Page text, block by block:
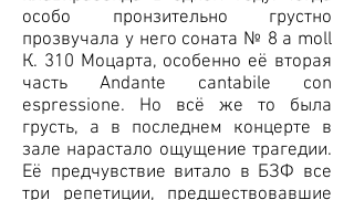
особо пронзительно грустно
прозвучала у него соната № 8 a moll
К. 310 Моцарта, особенно её вторая
часть Andante cantabile con
espressione. Но всё же то была
грусть, а в последнем концерте в
зале нарастало ощущение трагедии.
Её предчувствие витало в БЗФ все
три репетиции, предшествовавшие